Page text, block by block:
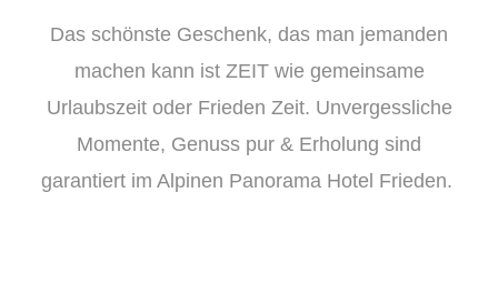
Das schönste Geschenk, das man jemanden
machen kann ist ZEIT wie gemeinsame
Urlaubszeit oder Frieden Zeit. Unvergessliche
Momente, Genuss pur & Erholung sind
garantiert im Alpinen Panorama Hotel Frieden.